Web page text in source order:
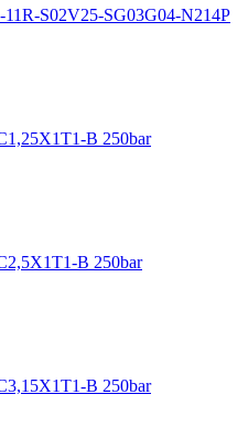
S02V25-SG03G04-N214P
B 250bar
B 250bar
B 250bar